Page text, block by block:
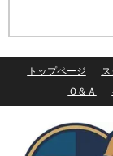
トップページ
Ｑ＆Ａ